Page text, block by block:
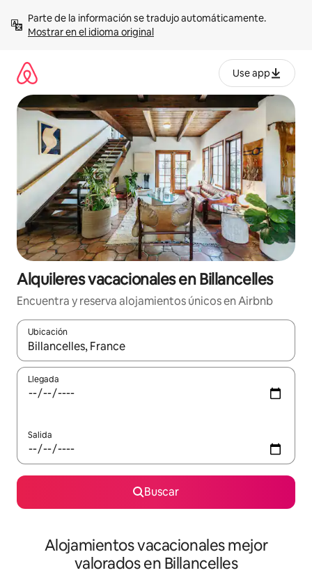
contenidoMostrar en el idioma original
Use app
Alquileres vacacionales en Billancelles
Encuentra y reserva alojamientos únicos en Airbnb
Ubicación
Cuando los resultados estén disponibles, navega con las
Llegada
Salida
Buscar
Alojamientos vacacionales mejor
valorados en Billancelles